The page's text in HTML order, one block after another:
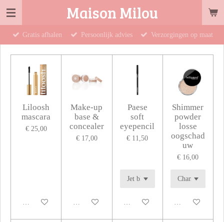
Ga
naar
Maison Milou
Gratis afhalen Persoonlijk advies Verzorgingen op maat
Liloosh
mascara
€ 25,00
In winkelwagen
Make-up
base &
concealer
€ 17,00
In winkelwagen
Paese
soft
eyepencil
€ 11,50
In winkelwagen
Shimmer
powder
losse
oogschad
uw
€ 16,00
In winkelwagen